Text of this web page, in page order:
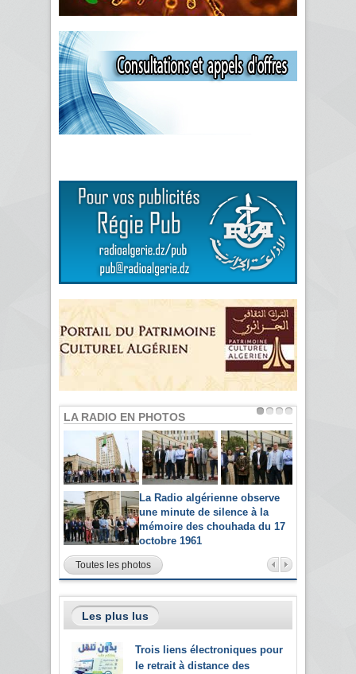
LA RADIO EN PHOTOS
La Radio algérienne observe
une minute de silence à la
mémoire des chouhada du 17
octobre 1961
Toutes les photos
Les plus lus
Trois liens électroniques pour
le retrait à distance des